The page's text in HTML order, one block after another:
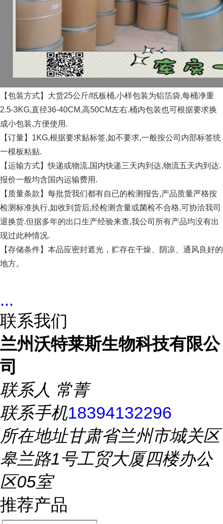
【包装方式】大货25公斤/纸板桶,小样包装为铝箔袋,每桶净重
2.5-3KG,直径36-40CM,高50CM左右.桶内包装也可根据要求换
成小包装,方便使用.
【订量】1KG,根据要求贴标签,如不要求,一般按公司内部标签统
一模板粘贴.
【运输方式】快递或物流,国内快递三天内到达,物流五天内到达.
报价一般均含国内运输费用.
【质量条款】每批货我们都有自已的检测报告,产品质量严格按
检测标准执行,如收到货后,经检测含量或菌检不合格,可协洽我司
退换货.但据多年的出口生产经验来查,我公司所有产品均没有出
现过此种情况.
【存储条件】本品应密封遮光，贮存在干燥、阴凉、通风良好的
地方。
...
联系我们
兰州沃特莱斯生物科技有限公
司
联系人 常菁
联系手机18394132296
所在地址甘肃省兰州市城关区
皋兰路1号工贸大厦四楼办公
区05室
推荐产品